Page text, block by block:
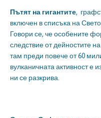
Пътят на гигантите,
включен в списъка на
Говори се, че особените
следствие от дейностите
там преди повече от 60
вулканичната активност е
ни се разкрива.